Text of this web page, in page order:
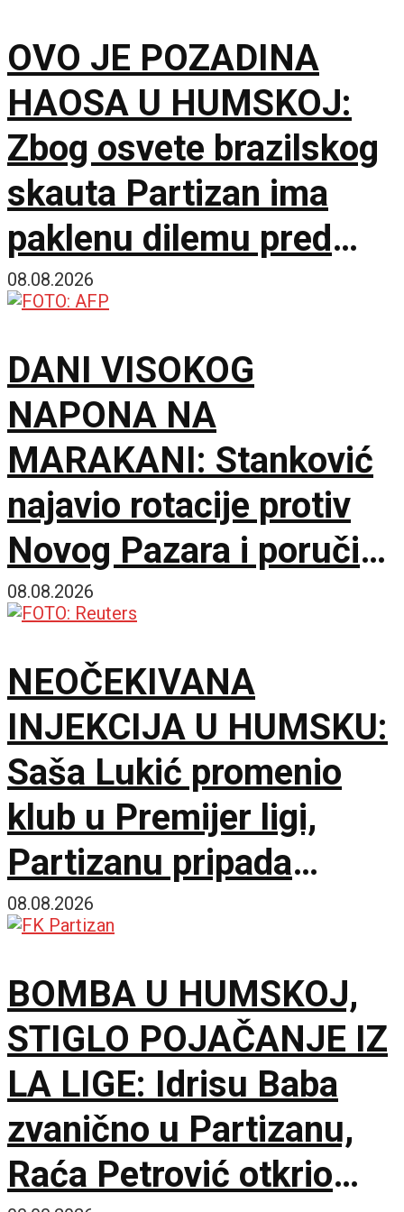
OVO JE POZADINA
HAOSA U HUMSKOJ:
Zbog osvete brazilskog
skauta Partizan ima
paklenu dilemu pred
Hetafe!
08.08.2026
DANI VISOKOG
NAPONA NA
MARAKANI: Stanković
najavio rotacije protiv
Novog Pazara i poručio
– Nije pitanje života i
maksimum!
08.08.2026
NEOČEKIVANA
INJEKCIJA U HUMSKU:
Saša Lukić promenio
klub u Premijer ligi,
Partizanu pripada
fantastičnih 300.000
08.08.2026
BOMBA U HUMSKOJ,
STIGLO POJAČANJE IZ
LA LIGE: Idrisu Baba
zvanično u Partizanu,
Raća Petrović otkrio